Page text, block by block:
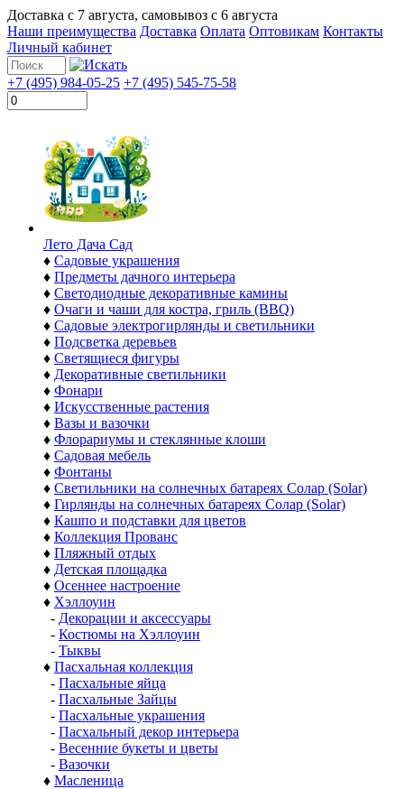
Доставка с 7 августа, самовывоз с 6 августа
Наши преимущества Доставка Оплата Оптовикам Контакты
Личный кабинет
+7 (495) 984-05-25 +7 (495) 545-75-58
Лето Дача Сад
♦ Садовые украшения
♦ Предметы дачного интерьера
♦ Светодиодные декоративные камины
♦ Очаги и чаши для костра, гриль (BBQ)
♦ Садовые электрогирлянды и светильники
♦ Подсветка деревьев
♦ Светящиеся фигуры
♦ Декоративные светильники
♦ Фонари
♦ Искусственные растения
♦ Вазы и вазочки
♦ Флорариумы и стеклянные клоши
♦ Садовая мебель
♦ Фонтаны
♦ Светильники на солнечных батареях Солар (Solar)
♦ Гирлянды на солнечных батареях Солар (Solar)
♦ Кашпо и подставки для цветов
♦ Коллекция Прованс
♦ Пляжный отдых
♦ Детская площадка
♦ Осеннее настроение
♦ Хэллоуин
- Декорации и аксессуары
- Костюмы на Хэллоуин
- Тыквы
♦ Пасхальная коллекция
- Пасхальные яйца
- Пасхальные Зайцы
- Пасхальные украшения
- Пасхальный декор интерьера
- Весенние букеты и цветы
- Вазочки
♦ Масленица